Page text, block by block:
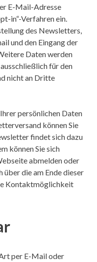
E-Mail-Adresse
in“-Verfahren ein.
des Newsletters,
und den Eingang der
Daten werden
für den
nicht an Dritte
persönlichen Daten
können Sie
findet sich dazu
können Sie sich
abmelden oder
über die am Ende dieser
Kontaktmöglichkeit
per E-Mail oder